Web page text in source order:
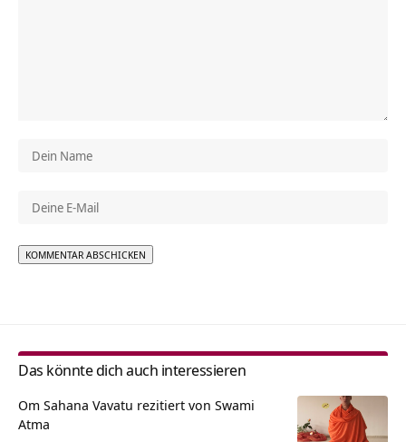
Das könnte dich auch interessieren
Om Sahana Vavatu rezitiert von Swami
Atma